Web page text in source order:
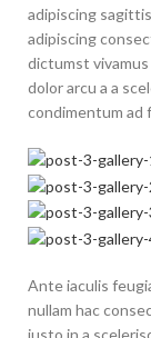
adipiscing
adipiscing
dictumst
dolor arcu a a
condimentum ad
Ante iaculis
nullam hac
justo in a